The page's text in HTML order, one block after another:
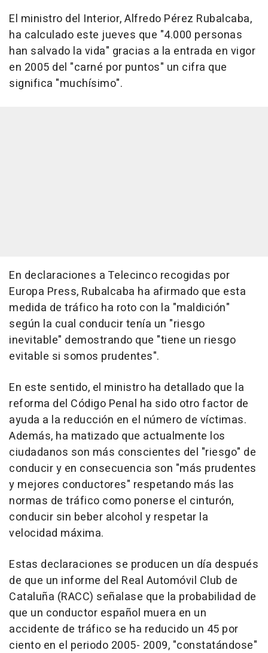
El ministro del Interior, Alfredo Pérez Rubalcaba,
ha calculado este jueves que "4.000 personas
han salvado la vida" gracias a la entrada en vigor
en 2005 del "carné por puntos" un cifra que
significa "muchísimo".
En declaraciones a Telecinco recogidas por
Europa Press, Rubalcaba ha afirmado que esta
medida de tráfico ha roto con la "maldición"
según la cual conducir tenía un "riesgo
inevitable" demostrando que "tiene un riesgo
evitable si somos prudentes".
En este sentido, el ministro ha detallado que la
reforma del Código Penal ha sido otro factor de
ayuda a la reducción en el número de víctimas.
Además, ha matizado que actualmente los
ciudadanos son más conscientes del "riesgo" de
conducir y en consecuencia son "más prudentes
y mejores conductores" respetando más las
normas de tráfico como ponerse el cinturón,
conducir sin beber alcohol y respetar la
velocidad máxima.
Estas declaraciones se producen un día después
de que un informe del Real Automóvil Club de
Cataluña (RACC) señalase que la probabilidad de
que un conductor español muera en un
accidente de tráfico se ha reducido un 45 por
ciento en el periodo 2005- 2009, "constatándose"